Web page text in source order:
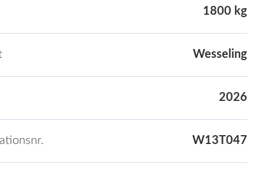
1800 kg
Wesseling
2026
W13T047